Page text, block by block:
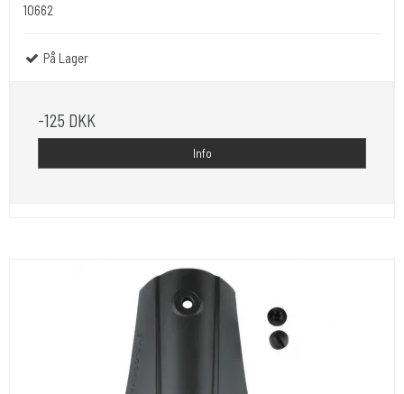
10662
På Lager
-125 DKK
Info